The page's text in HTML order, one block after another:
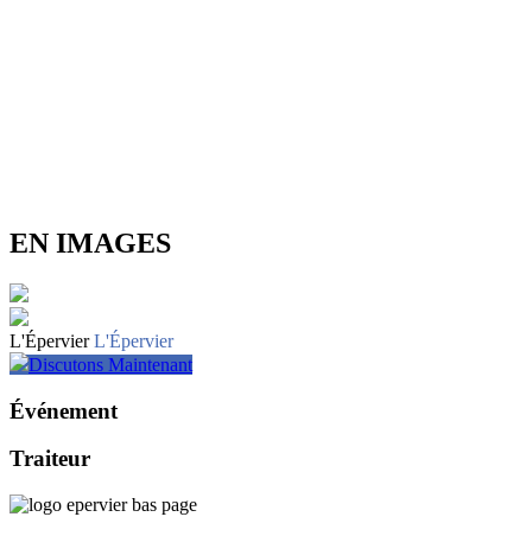
EN IMAGES
L'Épervier L'Épervier
Discutons Maintenant
Événement
Traiteur